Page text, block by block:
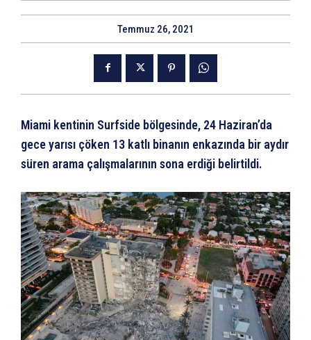
Temmuz 26, 2021
Miami kentinin Surfside bölgesinde, 24 Haziran’da
gece yarısı çöken 13 katlı binanın enkazında bir aydır
süren arama çalışmalarının sona erdiği belirtildi.